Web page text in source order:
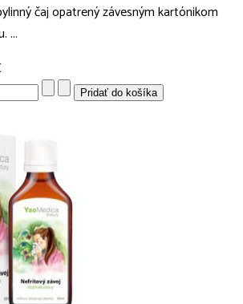
čaj opatrený závesným kartónikom
...